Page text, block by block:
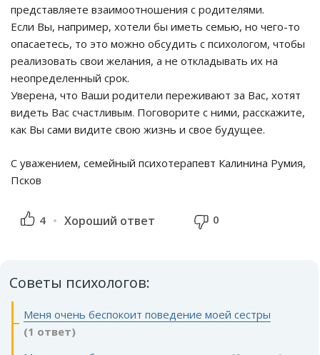
представляете взаимоотношения с родителями.
Если Вы, например, хотели бы иметь семью, но чего-то
опасаетесь, то это можно обсудить с психологом, чтобы
реализовать свои желания, а не откладывать их на
неопределенный срок.
Уверена, что Ваши родители переживают за Вас, хотят
видеть Вас счастливым. Поговорите с ними, расскажите,
как Вы сами видите свою жизнь и свое будущее.
С уважением, семейный психотерапевт Калинина Румия,
Псков
4 Хороший ответ 0
Советы психологов:
Меня очень беспокоит поведение моей сестры
(1 ответ)